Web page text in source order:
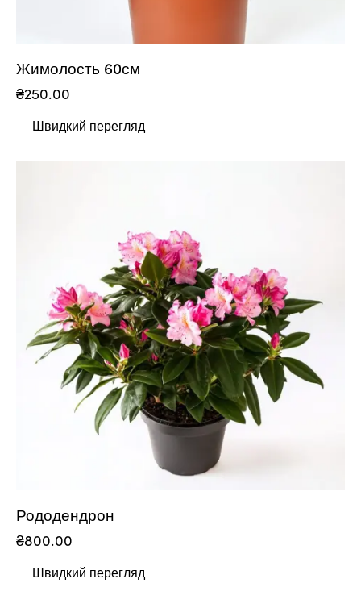
Жимолость 60см
₴250.00
Швидкий перегляд
Рододендрон
₴800.00
Швидкий перегляд